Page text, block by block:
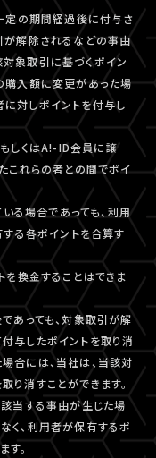
定の期間経過後に付与さ
が解除されるなどの事由
象取引に基づくポイン
購入額に変更があった場
対しポイントを付与し
しくはA!-ID会員に譲
これらの者との間でポイ
る場合であっても、利用
る各ポイントを合算す
を換金することはできま
あっても、対象取引が解
与したポイントを取り消
合には、当社は、当該対
り消すことができます。
当する事由が生じた場
く、利用者が保有するポ
す。